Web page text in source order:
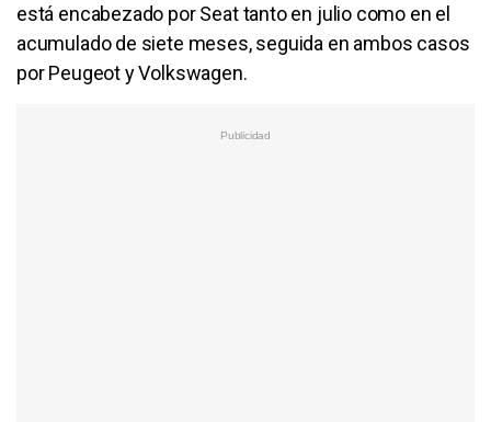
está encabezado por Seat tanto en julio como en el
acumulado de siete meses, seguida en ambos casos
por Peugeot y Volkswagen.